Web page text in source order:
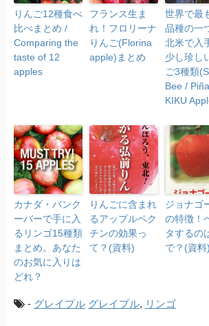
りんご12種食べ
比べまとめ /
Comparing the
taste of 12
apples
フランス生ま
れ！フロリーナ
りんご(Florina
apple)まとめ
世界で最
品種の一
北米で入
少し珍し
ご3種類
Bee /
KIKU
カナダ・バンク
ーバーで手に入
るリンゴ15種類
まとめ。あなた
のお気に入りは
どれ？
りんごに含まれ
るアップルペク
チンの効果っ
て？(資料)
ジョナゴ
の特徴！
タするの
で？(資料)
- グレイプル グレイプル, リンゴ